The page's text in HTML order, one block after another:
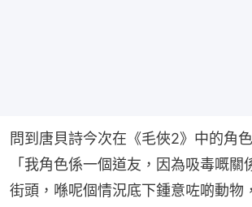
問到唐貝詩今次在《毛俠2》中的角
「我角色係一個道友，因為吸毒嘅關
街頭，喺呢個情況底下鍾意咗啲動物